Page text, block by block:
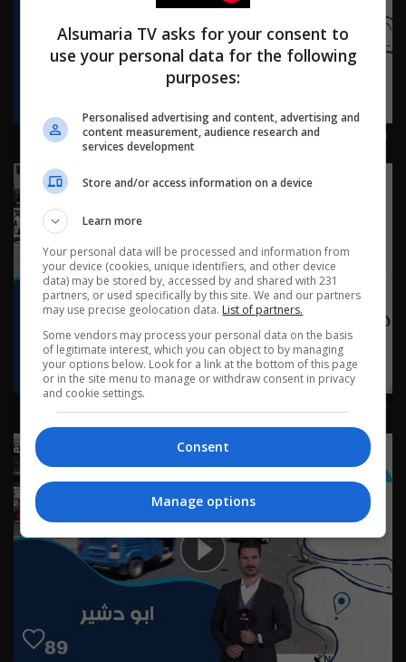
كربلاء: كرم لا ينتهي في طريق الحسين - ناس وناس م٩ -
Alsumaria TV asks for your consent to
use your personal data for the following
purposes:
Personalised advertising and content, advertising and
content measurement, audience research and
services development
Store and/or access information on a device
Learn more
Your personal data will be processed and information from
your device (cookies, unique identifiers, and other device
data) may be stored by, accessed by and shared with 231
partners, or used specifically by this site. We and our partners
may use precise geolocation data. List of partners.
Some vendors may process your personal data on the basis
of legitimate interest, which you can object to by managing
your options below. Look for a link at the bottom of this page
or in the site menu to manage or withdraw consent in privacy
and cookie settings.
Consent
Manage options